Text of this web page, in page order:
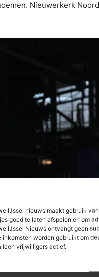
IJssel nieuws maakt gebruik
goed te laten afspelen en om
IJssel Nieuws ontvangt geen
inkomsten worden gebruikt om
vrijwilligers actief.
Nieuwerkerk